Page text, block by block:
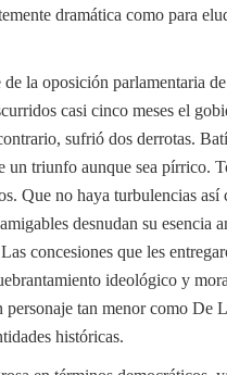
dramática como para
la oposición parlamentaria
casi cinco meses el
sufrió dos derrotas.
triunfo aunque sea pírrico.
Que no haya turbulencias así
desnudan su esencia
concesiones que les
ideológico y
tan menor como De
históricas.